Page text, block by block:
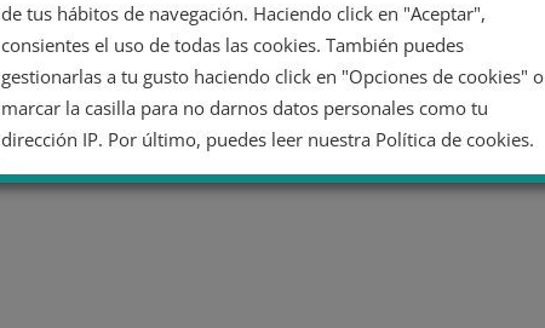
de tus hábitos de navegación. Haciendo click en "Aceptar",
consientes el uso de todas las cookies. También puedes
gestionarlas a tu gusto haciendo click en "Opciones de cookies" o
marcar la casilla para no darnos datos personales como tu
dirección IP. Por último, puedes leer nuestra Política de cookies.